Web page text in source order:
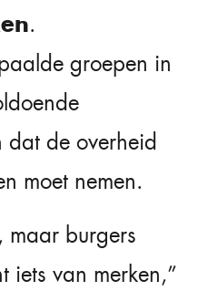
.
groepen in
dat de overheid
moet nemen.
maar burgers
iets van merken,”